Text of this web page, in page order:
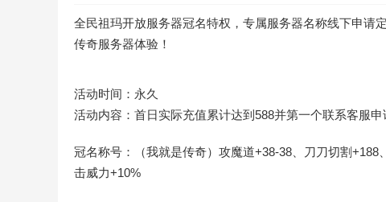
全民祖玛开放服务器冠名特权，专属服务器名称线下申请
传奇服务器体验！
活动时间：永久
活动内容：首日实际充值累计达到588并第一个联系客服
冠名称号：（我就是传奇）攻魔道+38-38、刀刀切割
击威力+10%